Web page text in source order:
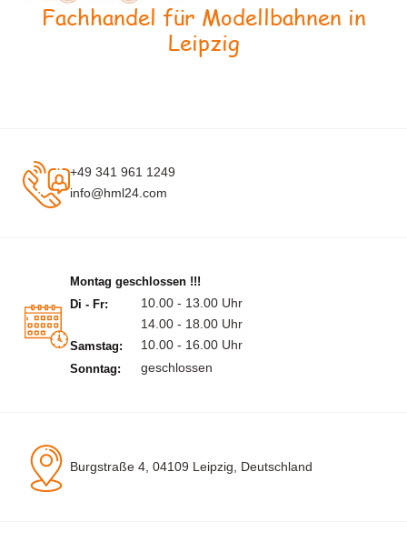
Fachhandel für Modellbahnen in
Leipzig
+49 341 961 1249
info@hml24.com
Montag geschlossen !!!
Di - Fr:
10.00 - 13.00 Uhr
14.00 - 18.00 Uhr
Samstag: 10.00 - 16.00 Uhr
Sonntag: geschlossen
Burgstraße 4, 04109 Leipzig, Deutschland